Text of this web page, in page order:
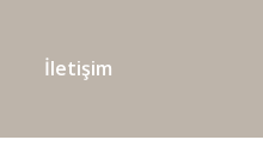
İletişim